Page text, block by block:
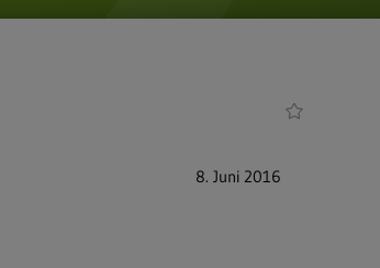
8. Juni 2016